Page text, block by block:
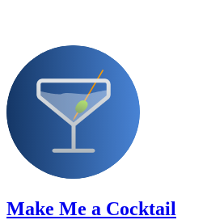
Make Me a Cocktail